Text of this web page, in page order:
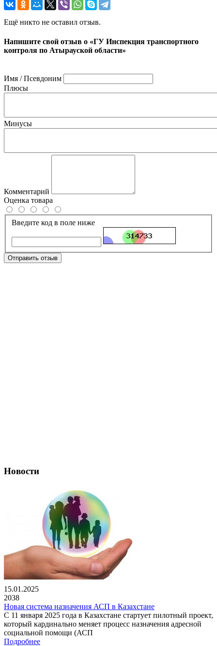
Ещё никто не оставил отзыв.
Напишите свой отзыв о «ГУ Инспекция транспортного
контроля по Атырауской области»
Имя / Псевдоним
Плюсы
Минусы
Комментарий
Оценка товара
Введите код в поле ниже
Отправить отзыв
Новости
15.01.2025
2038
Новая система назначения АСП в Казахстане
С 11 января 2025 года в Казахстане стартует пилотный проект,
который кардинально меняет процесс назначения адресной
социальной помощи (АСП
Подробнее